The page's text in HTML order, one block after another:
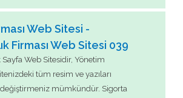
Web Sitesi -
Firması Web Sitesi 039
Sayfa Web Sitesidir, Yönetim
tüm resim ve yazıları
mümkündür. Sigorta